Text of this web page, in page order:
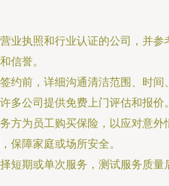
业执照和行业认证的公司，并参
信誉。
约前，详细沟通清洁范围、时间
多公司提供免费上门评估和报价
方为员工购买保险，以应对意外
保障家庭或场所安全。
短期或单次服务，测试服务质量